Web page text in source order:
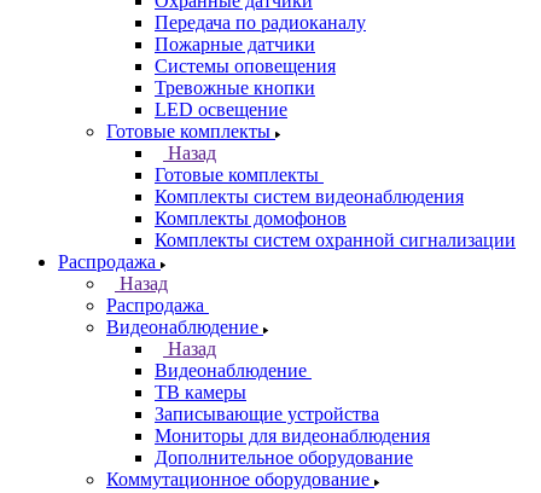
Передача по радиоканалу
Пожарные датчики
Системы оповещения
Тревожные кнопки
LED освещение
Готовые комплекты
Назад
Готовые комплекты
Комплекты систем видеонаблюдения
Комплекты домофонов
Комплекты систем охранной сигнализации
Распродажа
Назад
Распродажа
Видеонаблюдение
Назад
Видеонаблюдение
ТВ камеры
Записывающие устройства
Мониторы для видеонаблюдения
Дополнительное оборудование
Коммутационное оборудование